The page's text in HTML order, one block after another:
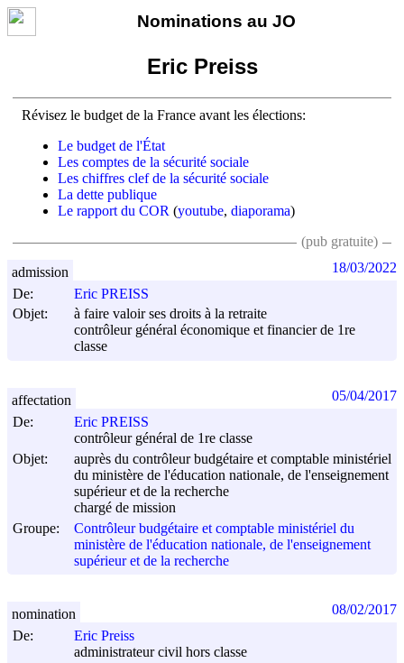
Nominations au JO
Eric Preiss
Révisez le budget de la France avant les élections:
Le budget de l'État
Les comptes de la sécurité sociale
Les chiffres clef de la sécurité sociale
La dette publique
Le rapport du COR (youtube, diaporama)
(pub gratuite)
De:
Eric PREISS
Objet:
à faire valoir ses droits à la retraite
contrôleur général économique et financier de 1re
classe
admission 18/03/2022
De:
Eric PREISS
contrôleur général de 1re classe
Objet:
auprès du contrôleur budgétaire et comptable ministériel
du ministère de l'éducation nationale, de l'enseignement
supérieur et de la recherche
chargé de mission
Groupe:
Contrôleur budgétaire et comptable ministériel du
ministère de l'éducation nationale, de l'enseignement
supérieur et de la recherche
affectation 05/04/2017
De:
Eric Preiss
administrateur civil hors classe
nomination 08/02/2017